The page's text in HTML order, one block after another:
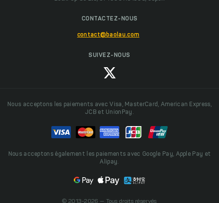
CONTACTEZ-NOUS
contact@baolau.com
SUIVEZ-NOUS
Nous acceptons les paiements avec Visa, MasterCard, American Express,
JCB et UnionPay.
Nous acceptons également les paiements avec Google Pay, Apple Pay et
Alipay.
© 2013-2026 — Tous droits réservés